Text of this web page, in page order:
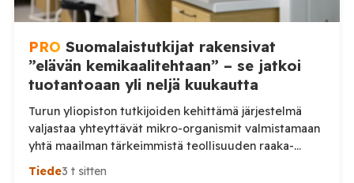
PRO Suomalaistutkijat rakensivat
”elävän kemikaalitehtaan” – se jatkoi
tuotantoaan yli neljä kuukautta
Turun yliopiston tutkijoiden kehittämä järjestelmä
valjastaa yhteyttävät mikro-organismit valmistamaan
yhtä maailman tärkeimmistä teollisuuden raaka-
aineista. Laboratoriossa saavutettu tulos voi avata
Tiede3 t sitten